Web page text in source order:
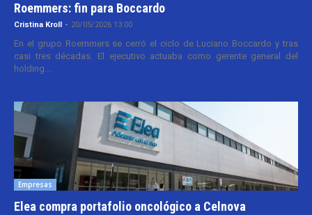
Roemmers: fin para Boccardo
Cristina Kroll - 20/05/2026 13:00
En el grupo Roemmers se cerró el ciclo de Luciano Boccardo y tras
casi tres décadas. El ejecutivo actuaba como gerente general del
holding...
Empresas
Elea compra portafolio oncológico a Celnova